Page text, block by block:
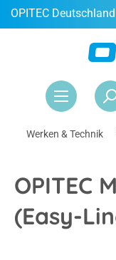
springen
OPITEC Deutschland
Werken & Technik
OPITEC
(Easy-